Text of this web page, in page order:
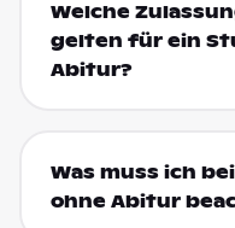
Welche
gelten für ein
Abitur?
Was muss ich
ohne Abitur